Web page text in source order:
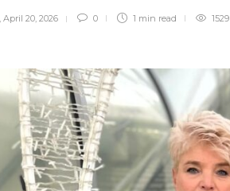
, April 20, 2026 0 1 min read 1529